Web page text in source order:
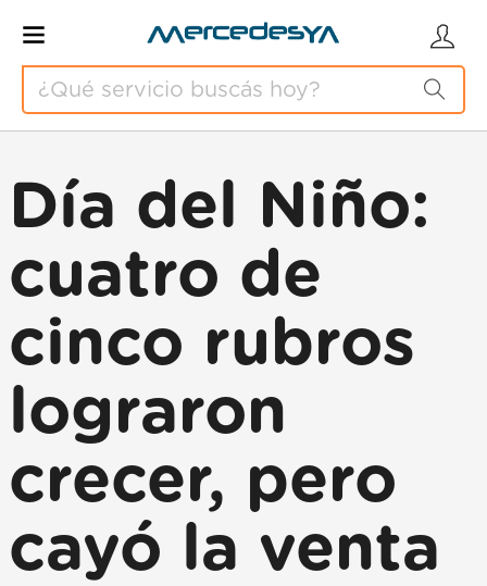
Día del Niño:
cuatro de
cinco rubros
lograron
crecer, pero
cayó la venta